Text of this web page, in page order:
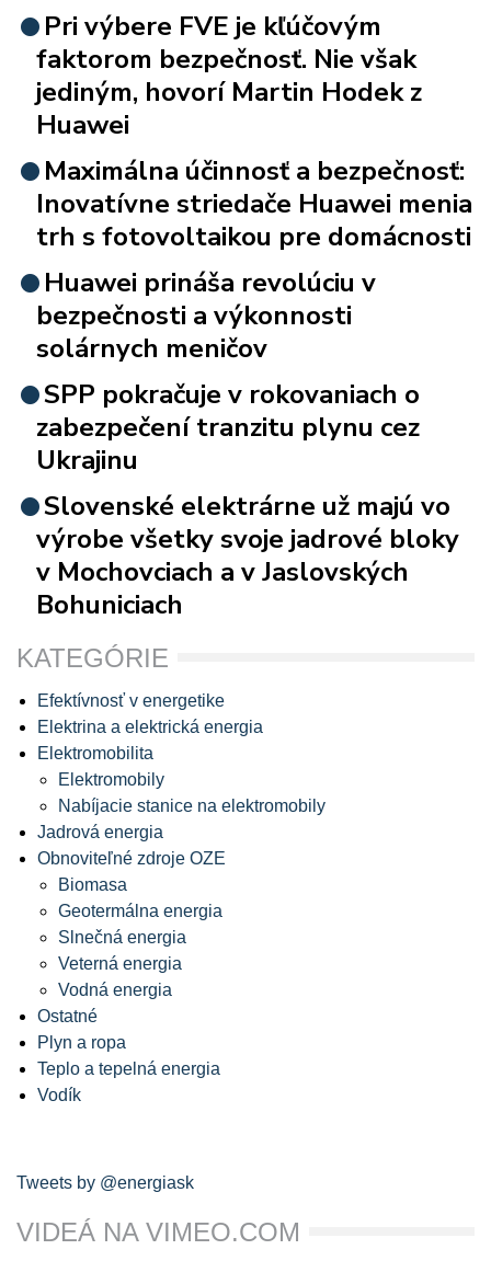
Pri výbere FVE je kľúčovým
faktorom bezpečnosť. Nie však
jediným, hovorí Martin Hodek z
Huawei
Maximálna účinnosť a bezpečnosť:
Inovatívne striedače Huawei menia
trh s fotovoltaikou pre domácnosti
Huawei prináša revolúciu v
bezpečnosti a výkonnosti
solárnych meničov
SPP pokračuje v rokovaniach o
zabezpečení tranzitu plynu cez
Ukrajinu
Slovenské elektrárne už majú vo
výrobe všetky svoje jadrové bloky
v Mochovciach a v Jaslovských
Bohuniciach
KATEGÓRIE
Efektívnosť v energetike
Elektrina a elektrická energia
Elektromobilita
Elektromobily
Nabíjacie stanice na elektromobily
Jadrová energia
Obnoviteľné zdroje OZE
Biomasa
Geotermálna energia
Slnečná energia
Veterná energia
Vodná energia
Ostatné
Plyn a ropa
Teplo a tepelná energia
Vodík
Tweets by @energiask
VIDEÁ NA VIMEO.COM